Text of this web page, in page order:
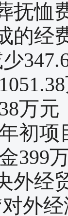
抚恤
的经
万元
初项
399
外经
外